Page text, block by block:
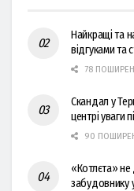
Найкращі та
відгуками та
78
Скандал у
центрі уваги
90
«Котлєта»
забудовнику